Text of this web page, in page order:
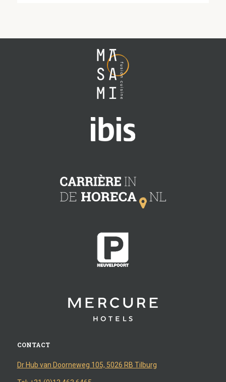
CONTACT
Dr Hub van Doorneweg 105, 5026 RB Tilburg